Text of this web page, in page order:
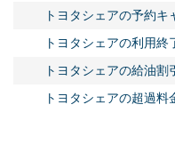
トヨタシェアの予約キ
トヨタシェアの利用
トヨタシェアの給油
トヨタシェアの超過料